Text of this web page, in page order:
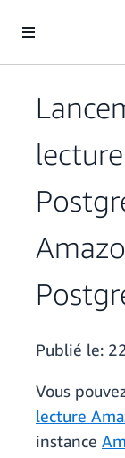
Publié le:
Vous
lecture
instance